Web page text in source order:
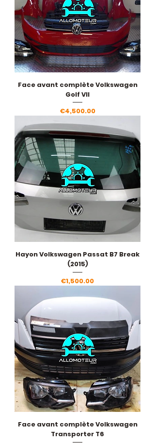
Face avant complète Volkswagen
Golf VII
Price
€4,500.00
Hayon Volkswagen Passat B7 Break
(2015)
Price
€1,500.00
Face avant complète Volkswagen
Transporter T6